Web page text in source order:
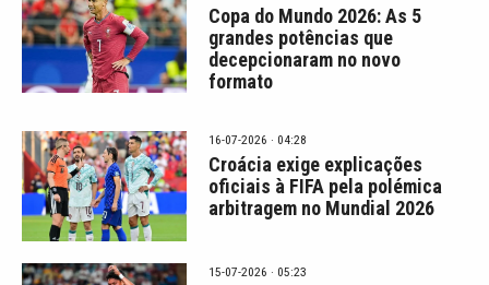
Copa do Mundo 2026: As 5
grandes potências que
decepcionaram no novo
formato
16-07-2026 · 04:28
Croácia exige explicações
oficiais à FIFA pela polémica
arbitragem no Mundial 2026
15-07-2026 · 05:23